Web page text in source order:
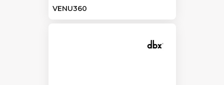
VENU360